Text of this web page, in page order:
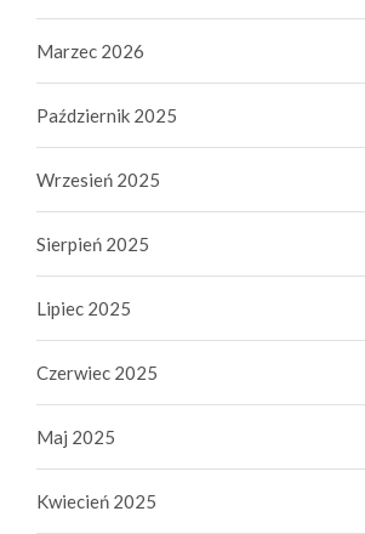
Marzec 2026
Październik 2025
Wrzesień 2025
Sierpień 2025
Lipiec 2025
Czerwiec 2025
Maj 2025
Kwiecień 2025